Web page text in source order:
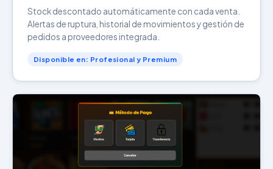
Stock descontado automáticamente con cada venta.
Alertas de ruptura, historial de movimientos y gestión de
pedidos a proveedores integrada.
Disponible en: Profesional y Premium